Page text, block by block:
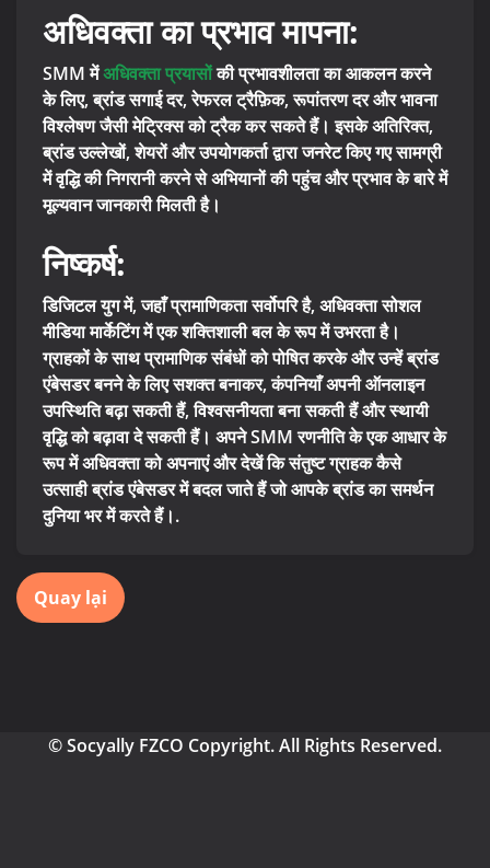
अधिवक्ता का प्रभाव मापना:
SMM मेंअधिवक्ता प्रयासोंकी प्रभावशीलता का आकलन करने
के लिए, ब्रांड सगाई दर, रेफरल ट्रैफ़िक, रूपांतरण दर और भावना
विश्लेषण जैसी मेट्रिक्स को ट्रैक कर सकते हैं। इसके अतिरिक्त,
ब्रांड उल्लेखों, शेयरों और उपयोगकर्ता द्वारा जनरेट किए गए सामग्री
में वृद्धि की निगरानी करने से अभियानों की पहुंच और प्रभाव के बारे में
मूल्यवान जानकारी मिलती है।
निष्कर्ष:
डिजिटल युग में, जहाँ प्रामाणिकता सर्वोपरि है, अधिवक्ता सोशल
मीडिया मार्केटिंग में एक शक्तिशाली बल के रूप में उभरता है।
ग्राहकों के साथ प्रामाणिक संबंधों को पोषित करके और उन्हें ब्रांड
एंबेसडर बनने के लिए सशक्त बनाकर, कंपनियाँ अपनी ऑनलाइन
उपस्थिति बढ़ा सकती हैं, विश्वसनीयता बना सकती हैं और स्थायी
वृद्धि को बढ़ावा दे सकती हैं। अपने SMM रणनीति के एक आधार के
रूप में अधिवक्ता को अपनाएं और देखें कि संतुष्ट ग्राहक कैसे
उत्साही ब्रांड एंबेसडर में बदल जाते हैं जो आपके ब्रांड का समर्थन
दुनिया भर में करते हैं।.
Quay lại
© Socyally FZCO Copyright. All Rights Reserved.